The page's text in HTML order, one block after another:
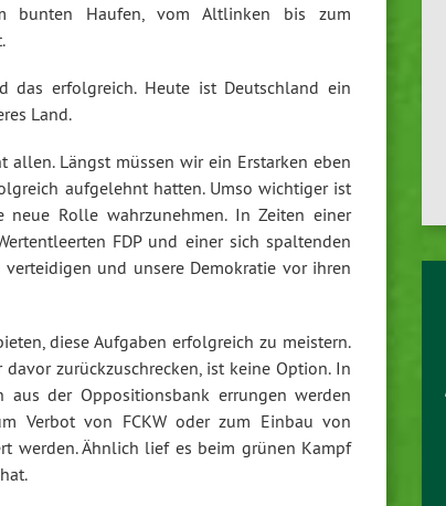
bunten Haufen, vom Altlinken bis zum
das erfolgreich. Heute ist Deutschland ein
Land.
Längst müssen wir ein Erstarken eben
aufgelehnt hatten. Umso wichtiger ist
Rolle wahrzunehmen. In Zeiten einer
FDP und einer sich spaltenden
und unsere Demokratie vor ihren
diese Aufgaben erfolgreich zu meistern.
zurückzuschrecken, ist keine Option. In
der Oppositionsbank errungen werden
Verbot von FCKW oder zum Einbau von
werden. Ähnlich lief es beim grünen Kampf